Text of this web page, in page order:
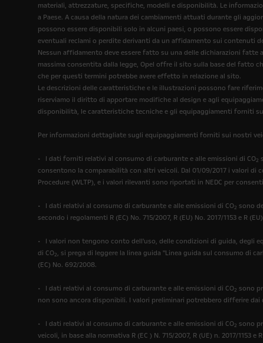
materiali, attrezzature, specifiche, modelli e disponibilità. Le
a Paese. A causa della natura dei cambiamenti attuati durante gli
possono essere disponibili solo in alcuni paesi, o possono essere
eventuali reclami o perdite derivanti da un affidamento sui contenuti
Nessun affidamento deve essere fatto su una delle dichiarazioni fatte
massima consentita dalla legge, Opel offre il sito sulla base del fatto
che per questi termini potrebbe avere effetto in relazione al sito.
Le descrizioni delle caratteristiche e le illustrazioni possono fare
riserviamo il diritto di apportare modifiche al design e agli
disponibilità, le caratteristiche tecniche e gli equipaggiamenti forniti
Per informazioni dettagliate sugli equipaggiamenti forniti sui nostri
• I dati forniti relativi al consumo di carburante e alle emissioni di CO2
consentono la comparabilità con altri veicoli. Dal 01/09/2017 i valori di
Procedure (WLTP), e i valori rilevanti sono riportati in NEDC per
• I dati relativi al consumo di carburante e alle emissioni di CO2 sono
secondo i regolamenti R (EC) No. 715/2007, R (EU) No. 2017/1153 e R (EU)
• I valori non tengono conto dell'uso, delle condizioni di guida, degli
di CO2, si prega di leggere la linea guida "Linea guida sul consumo di
(EC) No. 692/2008.
• I dati relativi al consumo di carburante e alle emissioni di CO2 sono
non sono ancora disponibili. I valori preliminari potrebbero differire
• I dati relativi al consumo di carburante e alle emissioni di CO2 sono
veicoli, in base alla normativa R (EC ) N. 715/2007, R (UE) n. 2017/